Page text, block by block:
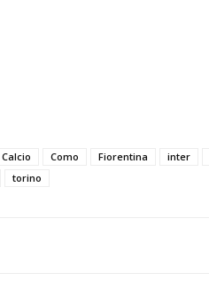
Calcio Como Fiorentina inter
torino